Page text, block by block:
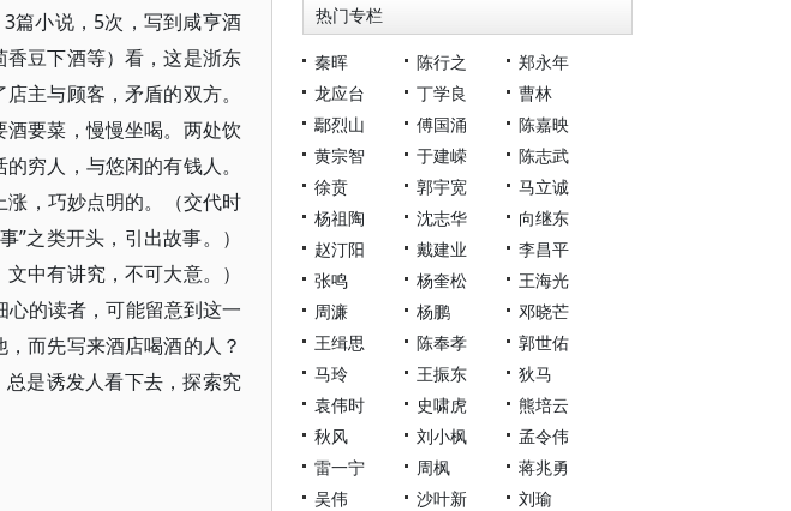
篇小说，5次，写到咸亨酒
豆下酒等）看，这是浙东
主与顾客，矛盾的双方。
要菜，慢慢坐喝。两处饮
穷人，与悠闲的有钱人。
，巧妙点明的。（交代时
”之类开头，引出故事。）
中有讲究，不可大意。）
的读者，可能留意到这一
而先写来酒店喝酒的人？
是诱发人看下去，探索究
热门专栏
秦晖 陈行之
郑永年
龙应台
丁学良
曹林
鄢烈山
傅国涌
陈嘉映
黄宗智
于建嵘
陈志武
徐贲
郭宇宽
马立诚
杨祖陶
沈志华
向继东
赵汀阳
戴建业
李昌平
张鸣
杨奎松
王海光
周濂
杨鹏
邓晓芒
王缉思
陈奉孝
郭世佑
马玲
王振东
狄马
袁伟时
史啸虎
熊培云
秋风
刘小枫
孟令伟
雷一宁
周枫
蒋兆勇
吴伟
沙叶新
刘瑜